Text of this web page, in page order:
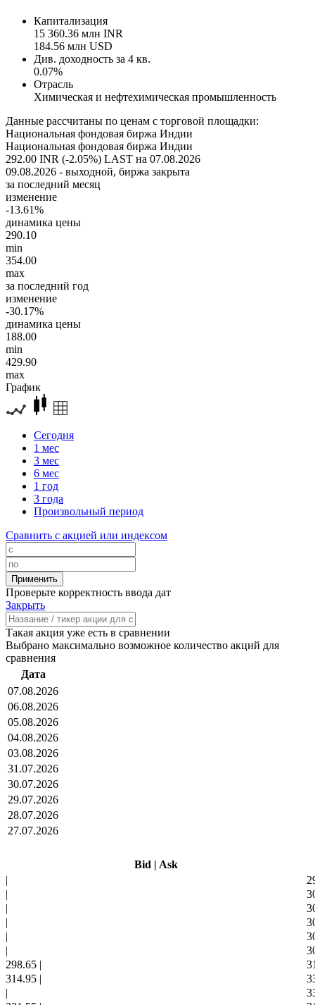
Капитализация
15 360.36 млн INR
184.56 млн USD
Див. доходность за 4 кв.
0.07%
Отрасль
Химическая и нефтехимическая промышленность
Данные рассчитаны по ценам с торговой площадки:
Национальная фондовая биржа Индии
Национальная фондовая биржа Индии
292.00 INR (-2.05%) LAST на 07.08.2026
09.08.2026 - выходной, биржа закрыта
за последний месяц
изменение
-13.61%
динамика цены
290.10
min
354.00
max
за последний год
изменение
-30.17%
динамика цены
188.00
min
429.90
max
График
Сегодня
1 мес
3 мес
6 мес
1 год
3 года
Произвольный период
Сравнить с акцией или индексом
Проверьте корректность ввода дат
Закрыть
Такая акция уже есть в сравнении
Выбрано максимально возможное количество акций для
сравнения
Дата
07.08.2026
06.08.2026
05.08.2026
04.08.2026
03.08.2026
31.07.2026
30.07.2026
29.07.2026
28.07.2026
27.07.2026
Bid | Ask
|
|
|
|
|
|
298.65 |
314.95 |
|